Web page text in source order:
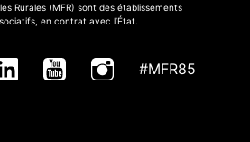
Rurales (MFR) sont des établissements
en contrat avec l’État.
#MFR85